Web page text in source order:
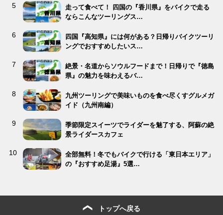
走って食べて！ 四国の『香川県』をバイクで走る
ならこんなツーリングス…
四国『高知県』には何がある？日帰りバイクツーリ
ングでおすすめしたいス…
絶景・名道からソウルフードまで！日帰りで『徳島
県』の魅力を味わえるバ…
九州ツーリングで美味いものを食べ尽くすグルメガ
イド（九州南編）
季節限定スイーツでライダーを魅了する、阿蘇の絶
景ライダースカフェ
全部無料！冬でもバイクで行ける「東日本エリア」
の『おすすめ足湯』5選…
トップへ戻る